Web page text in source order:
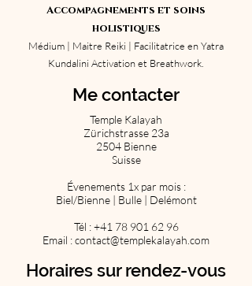
Accompagnements et soins
holistiques
Médium | Maitre Reiki | Facilitatrice en Yatra
Kundalini Activation et Breathwork.
Me contacter
Temple Kalayah
Zürichstrasse 23a
2504 Bienne
Suisse
Évenements 1x par mois :
Biel/Bienne | Bulle | Delémont
Tél :+41 78 901 62 96
Email :contact@templekalayah.com
Horaires sur rendez-vous